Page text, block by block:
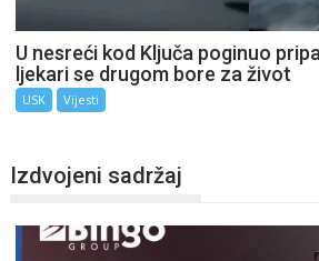
U nesreći kod Ključa poginuo
ljekari se drugom bore za život
USK Vijesti
Izdvojeni sadržaj